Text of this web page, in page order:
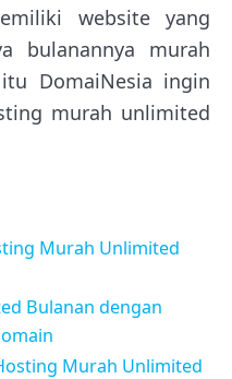
website yang
bulanannya murah
DomaiNesia ingin
murah unlimited
Murah Unlimited
Bulanan dengan
Murah Unlimited